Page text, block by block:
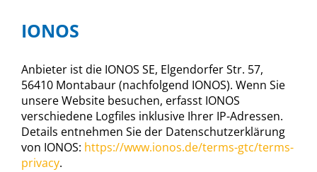
IONOS
Anbieter ist die IONOS SE, Elgendorfer Str. 57,
56410 Montabaur (nachfolgend IONOS). Wenn Sie
unsere Website besuchen, erfasst IONOS
verschiedene Logfiles inklusive Ihrer IP-Adressen.
Details entnehmen Sie der Datenschutzerklärung
von IONOS: https://www.ionos.de/terms-gtc/terms-
privacy.